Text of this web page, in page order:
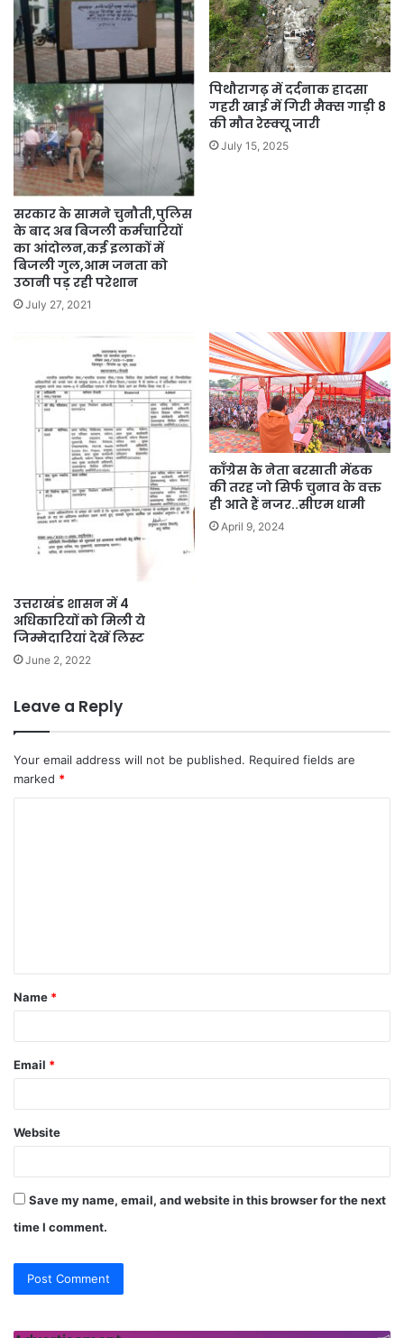
सरकार के सामने चुनौती,पुलिस
के बाद अब बिजली कर्मचारियों
का आंदोलन,कई इलाकों में
बिजली गुल,आम जनता को
उठानी पड़ रही परेशान
July 27, 2021
पिथौरागढ़ में दर्दनाक हादसा
गहरी खाई में गिरी मैक्स गाड़ी 8
की मौत रेस्क्यू जारी
July 15, 2025
उत्तराखंड शासन में 4
अधिकारियों को मिली ये
जिम्मेदारियां देखें लिस्ट
June 2, 2022
कॉंग्रेस के नेता बरसाती मेंढक
की तरह जो सिर्फ चुनाव के वक्त
ही आते हैं नजर..सीएम धामी
April 9, 2024
Leave a Reply
Your email address will not be published. Required fields are
marked *
t
*
Name *
Email *
Website
Save my name, email, and website in this browser for the next
time I comment.